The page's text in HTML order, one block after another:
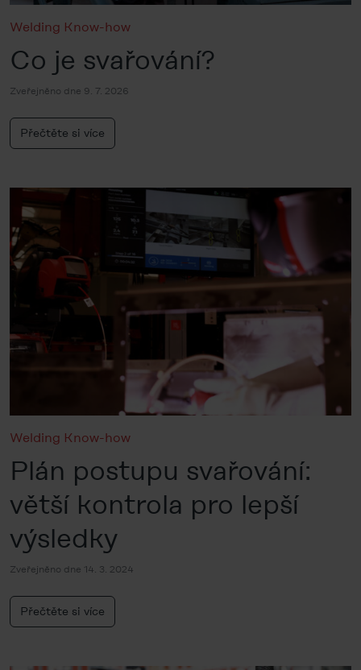
Welding Know-how
Co je svařování?
Zveřejněno dne 9. 7. 2026
Přečtěte si více
Welding Know-how
Plán postupu svařování:
větší kontrola pro lepší
výsledky
Zveřejněno dne 14. 3. 2024
Přečtěte si více